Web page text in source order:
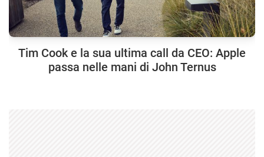
Tim Cook e la sua ultima call da CEO: Apple
passa nelle mani di John Ternus